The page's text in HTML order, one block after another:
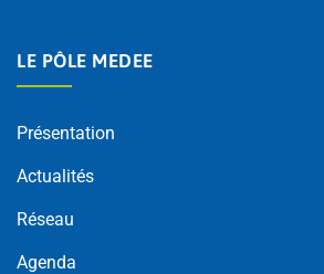
LE PÔLE MEDEE
Présentation
Actualités
Réseau
Agenda